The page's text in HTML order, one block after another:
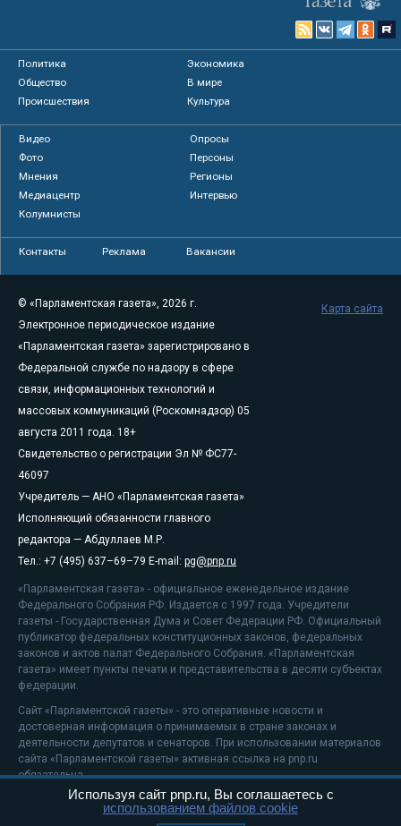
Политика
Экономика
Общество
В мире
Происшествия
Культура
Видео
Опросы
Фото
Персоны
Мнения
Регионы
Медиацентр
Интервью
Колумнисты
Контакты Реклама Вакансии
© «Парламентская газета», 2026 г.
Электронное периодическое издание
«Парламентская газета» зарегистрировано в
Федеральной службе по надзору в сфере
связи, информационных технологий и
массовых коммуникаций (Роскомнадзор) 05
августа 2011 года. 18+
Свидетельство о регистрации Эл № ФС77-
46097
Учредитель — АНО «Парламентская газета»
Исполняющий обязанности главного
редактора — Абдуллаев М.Р.
Тел.: +7 (495) 637–69–79 E-mail: pg@pnp.ru
«Парламентская газета» - официальное еженедельное издание
Федерального Собрания РФ. Издается с 1997 года. Учредители
газеты - Государственная Дума и Совет Федерации РФ. Официальный
публикатор федеральных конституционных законов, федеральных
законов и актов палат Федерального Собрания. «Парламентская
газета» имеет пункты печати и представительства в десяти субъектах
федерации.
Сайт «Парламентской газеты» - это оперативные новости и
достоверная информация о принимаемых в стране законах и
деятельности депутатов и сенаторов. При использовании материалов
сайта «Парламентской газеты» активная ссылка на pnp.ru
обязательна.
На информационном ресурсе применяютсярекомендательные
Карта сайта
Используя сайт pnp.ru, Вы соглашаетесь с
использованием файлов cookie